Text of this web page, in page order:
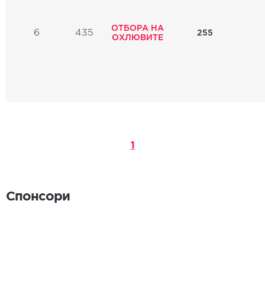
6 435
ОТБОРА НА
ОХЛЮВИТЕ
255
1
Спонсори